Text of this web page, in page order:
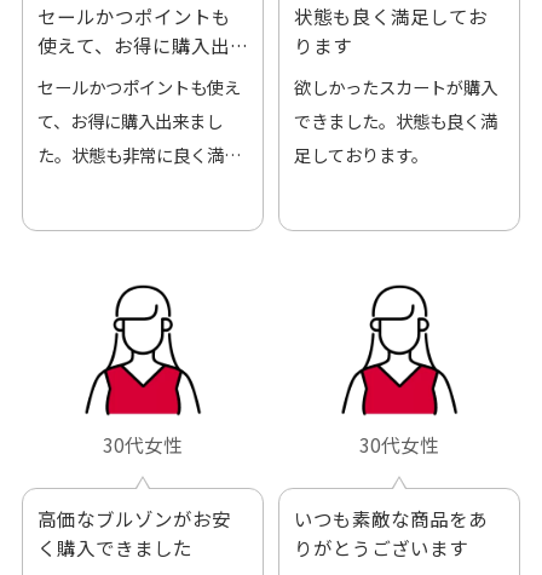
セールかつポイントも
使えて、お得に購入出
来ました
セールかつポイントも使え
て、お得に購入出来まし
た。状態も非常に良く満足
状態も良く満足してお
ります
欲しかったスカートが購入
できました。状態も良く満
足しております。
30代女性
高価なブルゾンがお安
く購入できました
30代女性
いつも素敵な商品をあ
りがとうございます